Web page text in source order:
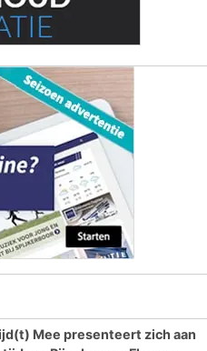
Mee presenteert zich aan